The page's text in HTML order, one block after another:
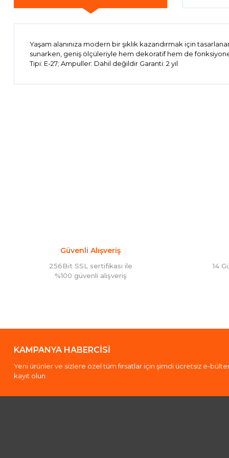
Yaşam alanınıza modern bir şıklık kazandırmak için
sunarken, geniş ölçüleriyle hem dekoratif hem de
Tipi: E-27; Ampuller: Dahil değildir Garanti: 2 yıl
Güvenli Alışveriş
256Bit SSL sertifikası ile
%100 güvenli alışveriş
14
KAMPANYA HABERCİSİ
Yeni ürünler ve sizlere özel tüm fırsatlar için şimdi ücretsiz e-
kayıt olun.